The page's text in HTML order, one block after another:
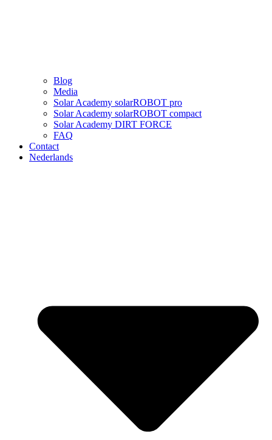
Blog
Media
Solar Academy solarROBOT pro
Solar Academy solarROBOT compact
Solar Academy DIRT FORCE
FAQ
Contact
Nederlands